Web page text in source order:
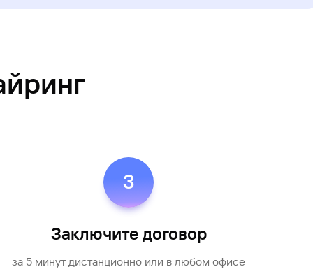
3
Заключите договор
за 5 минут дистанционно или в любом офисе